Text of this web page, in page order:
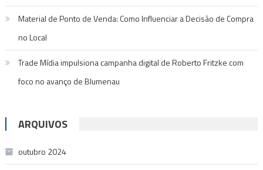
Material de Ponto de Venda: Como Influenciar a Decisão de Compra
no Local
Trade Mídia impulsiona campanha digital de Roberto Fritzke com
foco no avanço de Blumenau
ARQUIVOS
outubro 2024